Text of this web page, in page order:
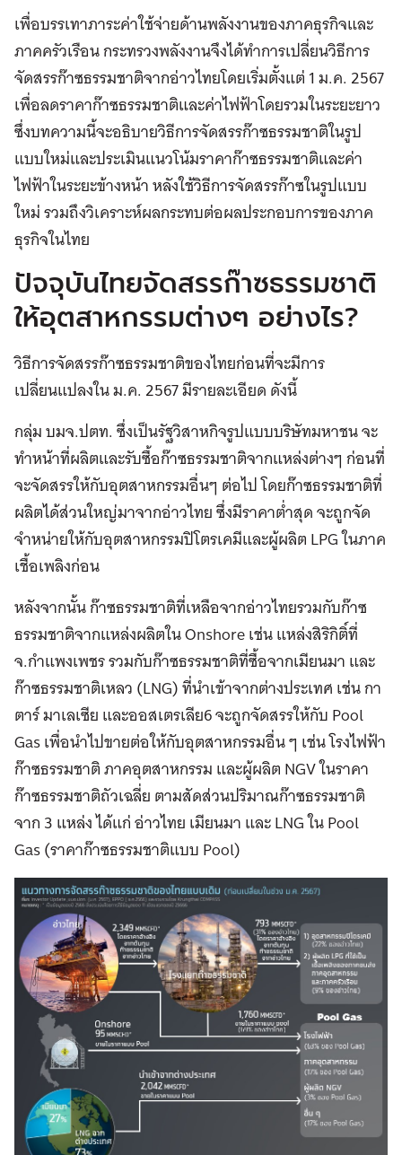
เพื่อบรรเทาภาระค่าใช้จ่ายด้านพลังงานของภาคธุรกิจและ
ภาคครัวเรือน กระทรวงพลังงานจึงได้ทำการเปลี่ยนวิธีการ
จัดสรรก๊าซธรรมชาติจากอ่าวไทยโดยเริ่มตั้งแต่ 1 ม.ค. 2567
เพื่อลดราคาก๊าซธรรมชาติและค่าไฟฟ้าโดยรวมในระยะยาว
ซึ่งบทความนี้จะอธิบายวิธีการจัดสรรก๊าซธรรมชาติในรูป
แบบใหม่และประเมินแนวโน้มราคาก๊าซธรรมชาติและค่า
ไฟฟ้าในระยะข้างหน้า หลังใช้วิธีการจัดสรรก๊าซในรูปแบบ
ใหม่ รวมถึงวิเคราะห์ผลกระทบต่อผลประกอบการของภาค
ธุรกิจในไทย
ปัจจุบันไทยจัดสรรก๊าซธรรมชาติ
ให้อุตสาหกรรมต่างๆ อย่างไร?
วิธีการจัดสรรก๊าซธรรมชาติของไทยก่อนที่จะมีการ
เปลี่ยนแปลงใน ม.ค. 2567 มีรายละเอียด ดังนี้
กลุ่ม บมจ.ปตท. ซึ่งเป็นรัฐวิสาหกิจรูปแบบบริษัทมหาชน จะ
ทำหน้าที่ผลิตและรับซื้อก๊าซธรรมชาติจากแหล่งต่างๆ ก่อนที่
จะจัดสรรให้กับอุตสาหกรรมอื่นๆ ต่อไป โดยก๊าซธรรมชาติที่
ผลิตได้ส่วนใหญ่มาจากอ่าวไทย ซึ่งมีราคาต่ำสุด จะถูกจัด
จำหน่ายให้กับอุตสาหกรรมปิโตรเคมีและผู้ผลิต LPG ในภาค
เชื้อเพลิงก่อน
หลังจากนั้น ก๊าซธรรมชาติที่เหลือจากอ่าวไทยรวมกับก๊าซ
ธรรมชาติจากแหล่งผลิตใน Onshore เช่น แหล่งสิริกิติ์ที่
จ.กำแพงเพชร รวมกับก๊าซธรรมชาติที่ซื้อจากเมียนมา และ
ก๊าซธรรมชาติเหลว (LNG) ที่นำเข้าจากต่างประเทศ เช่น กา
ตาร์ มาเลเซีย และออสเตรเลีย6 จะถูกจัดสรรให้กับ Pool
Gas เพื่อนำไปขายต่อให้กับอุตสาหกรรมอื่น ๆ เช่น โรงไฟฟ้า
ก๊าซธรรมชาติ ภาคอุตสาหกรรม และผู้ผลิต NGV ในราคา
ก๊าซธรรมชาติถัวเฉลี่ย ตามสัดส่วนปริมาณก๊าซธรรมชาติ
จาก 3 แหล่ง ได้แก่ อ่าวไทย เมียนมา และ LNG ใน Pool
Gas (ราคาก๊าซธรรมชาติแบบ Pool)